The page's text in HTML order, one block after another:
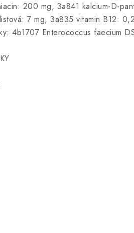
200 mg, 3a841 kalcium-D-
7 mg, 3a835 vitamin B12:
4b1707 Enterococcus faecium